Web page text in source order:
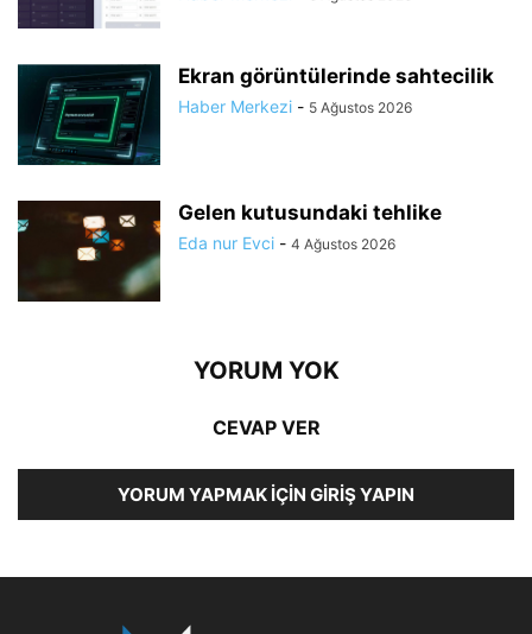
Ekran görüntülerinde sahtecilik
Haber Merkezi - 5 Ağustos 2026
Gelen kutusundaki tehlike
Eda nur Evci - 4 Ağustos 2026
YORUM YOK
CEVAP VER
YORUM YAPMAK İÇIN GIRIŞ YAPIN